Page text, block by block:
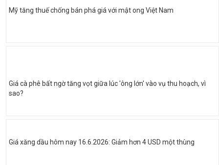
Mỹ tăng thuế chống bán phá giá với mật ong Việt Nam
Giá cà phê bất ngờ tăng vọt giữa lúc 'ông lớn' vào vụ thu hoạch, vì
sao?
Giá xăng dầu hôm nay 16.6.2026: Giảm hơn 4 USD một thùng